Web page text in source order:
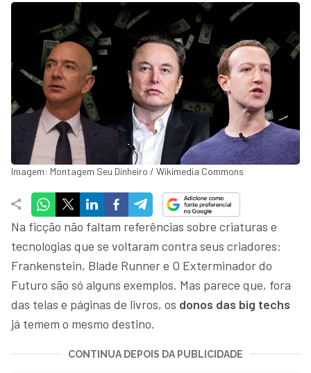
Imagem: Montagem Seu Dinheiro / Wikimedia Commons
Na ficção não faltam referências sobre criaturas e
tecnologias que se voltaram contra seus criadores:
Frankenstein, Blade Runner e O Exterminador do
Futuro são só alguns exemplos. Mas parece que, fora
das telas e páginas de livros, os donos das big techs
já temem o mesmo destino.
CONTINUA DEPOIS DA PUBLICIDADE